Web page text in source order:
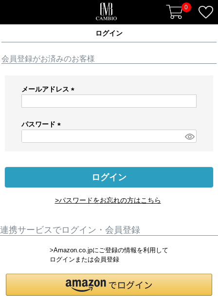
0
ログイン
会員登録がお済みのお客様
メールアドレス
)
パスワード
)
ログイン
>パスワードをお忘れの方はこちら
連携サービスでログイン・会員登録
>Amazon.co.jpにご登録の情報を利用して
ログインまたは会員登録